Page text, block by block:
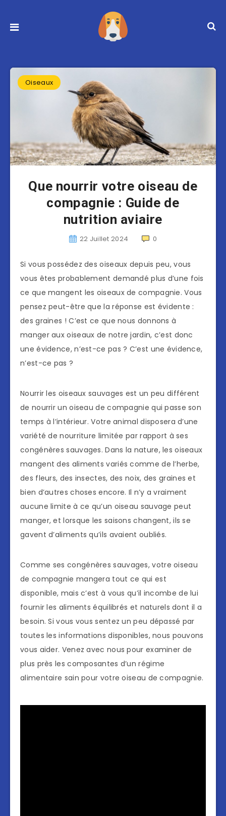
Oiseaux
Que nourrir votre oiseau de
compagnie : Guide de
nutrition aviaire
22 Juillet 2024 0
Si vous possédez des oiseaux depuis peu, vous
vous êtes probablement demandé plus d’une fois
ce que mangent les oiseaux de compagnie. Vous
pensez peut-être que la réponse est évidente :
des graines ! C’est ce que nous donnons à
manger aux oiseaux de notre jardin, c’est donc
une évidence, n’est-ce pas ? C’est une évidence,
n’est-ce pas ?
Nourrir les oiseaux sauvages est un peu différent
de nourrir un oiseau de compagnie qui passe son
temps à l’intérieur. Votre animal disposera d’une
variété de nourriture limitée par rapport à ses
congénères sauvages. Dans la nature, les oiseaux
mangent des aliments variés comme de l’herbe,
des fleurs, des insectes, des noix, des graines et
bien d’autres choses encore. Il n’y a vraiment
aucune limite à ce qu’un oiseau sauvage peut
manger, et lorsque les saisons changent, ils se
gavent d’aliments qu’ils avaient oubliés.
Comme ses congénères sauvages, votre oiseau
de compagnie mangera tout ce qui est
disponible, mais c’est à vous qu’il incombe de lui
fournir les aliments équilibrés et naturels dont il a
besoin. Si vous vous sentez un peu dépassé par
toutes les informations disponibles, nous pouvons
vous aider. Venez avec nous pour examiner de
plus près les composantes d’un régime
alimentaire sain pour votre oiseau de compagnie.